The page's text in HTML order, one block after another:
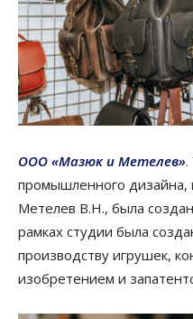
ООО «Мазюк и Метелев»
промышленного дизайна,
Метелев В.Н., была
рамках студии была
производству игрушек,
изобретением и